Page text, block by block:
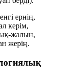
ернің,
керім,
жалын,
жерің.